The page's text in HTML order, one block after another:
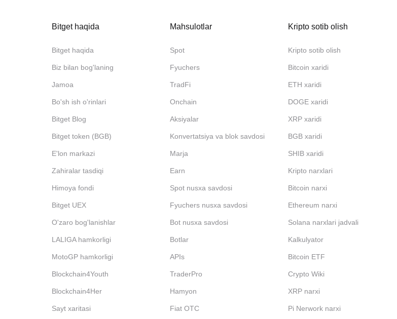
Bitget haqida
Bitget haqida
Biz bilan bog'laning
Jamoa
Bo'sh ish o'rinlari
Bitget Blog
Bitget token (BGB)
E'lon markazi
Zahiralar tasdiqi
Himoya fondi
Bitget UEX
O'zaro bog'lanishlar
LALIGA hamkorligi
MotoGP hamkorligi
Blockchain4Youth
Blockchain4Her
Sayt xaritasi
Mahsulotlar
Spot
Fyuchers
TradFi
Onchain
Aksiyalar
Konvertatsiya va blok savdosi
Marja
Earn
Spot nusxa savdosi
Fyuchers nusxa savdosi
Bot nusxa savdosi
Botlar
APIs
TraderPro
Hamyon
Fiat OTC
Kripto sotib olish
Kripto sotib olish
Bitcoin xaridi
ETH xaridi
DOGE xaridi
XRP xaridi
BGB xaridi
SHIB xaridi
Kripto narxlari
Bitcoin narxi
Ethereum narxi
Solana narxlari jadvali
Kalkulyator
Bitcoin ETF
Crypto Wiki
XRP narxi
Pi Nerwork narxi